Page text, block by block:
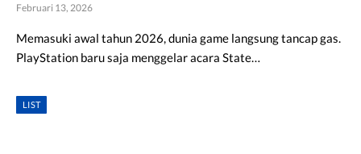
Februari 13, 2026
Memasuki awal tahun 2026, dunia game langsung tancap gas.
PlayStation baru saja menggelar acara State…
LIST